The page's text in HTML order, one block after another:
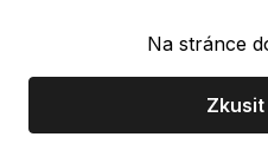
Na stránce